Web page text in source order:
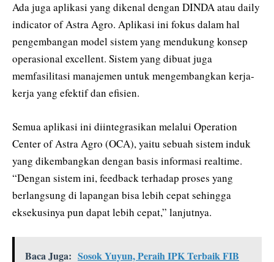
Ada juga aplikasi yang dikenal dengan DINDA atau daily
indicator of Astra Agro. Aplikasi ini fokus dalam hal
pengembangan model sistem yang mendukung konsep
operasional excellent. Sistem yang dibuat juga
memfasilitasi manajemen untuk mengembangkan kerja-
kerja yang efektif dan efisien.
Semua aplikasi ini diintegrasikan melalui Operation
Center of Astra Agro (OCA), yaitu sebuah sistem induk
yang dikembangkan dengan basis informasi realtime.
“Dengan sistem ini, feedback terhadap proses yang
berlangsung di lapangan bisa lebih cepat sehingga
eksekusinya pun dapat lebih cepat,” lanjutnya.
Baca Juga: Sosok Yuyun, Peraih IPK Terbaik FIB